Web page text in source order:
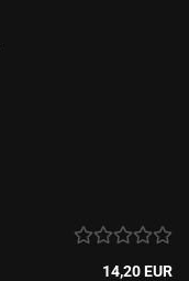
14,20 EUR